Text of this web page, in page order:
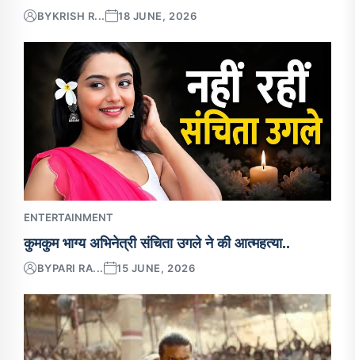
BYKRISH R... 18 JUNE, 2026
ENTERTAINMENT
कुमकुम भाग्य अभिनेत्री संचिता उगले ने की आत्महत्या..
BYPARI RA... 15 JUNE, 2026